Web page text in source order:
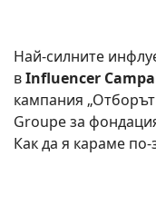
Най-силните
вInfluencer
кампания
Groupe за
Как да я караме